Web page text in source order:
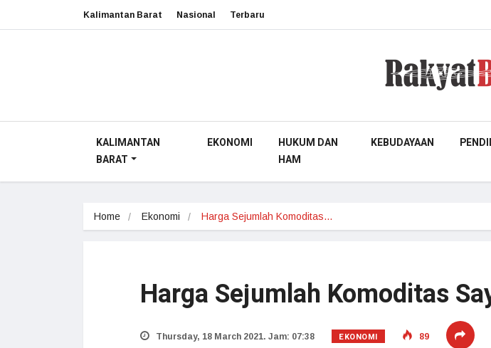
Kalimantan Barat Nasional Terbaru
KALIMANTAN
BARAT
EKONOMI
HUKUM DAN
HAM
KEBUDAYAAN
Home Ekonomi Harga Sejumlah Komoditas…
Harga Sejumlah Komoditas
Thursday, 18 March 2021. Jam: 07:38 EKONOMI 89